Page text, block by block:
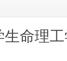
生命理